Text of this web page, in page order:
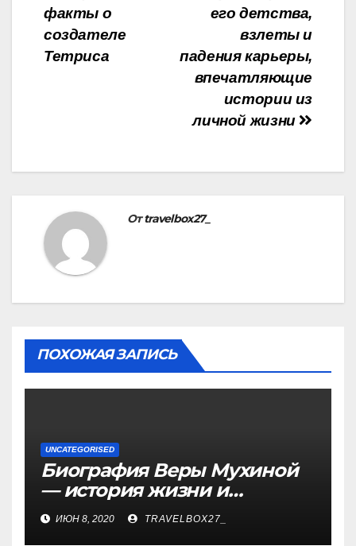
его детства,
взлеты и
падения карьеры,
впечатляющие
истории из
личной жизни
факты о
создателе
Тетриса
Отtravelbox27_
ПОХОЖАЯ ЗАПИСЬ
UNCATEGORISED
Биография Веры Мухиной
— история жизни и
карьеры успешной
художницы, ее достижения
ИЮН 8, 2020 TRAVELBOX27_